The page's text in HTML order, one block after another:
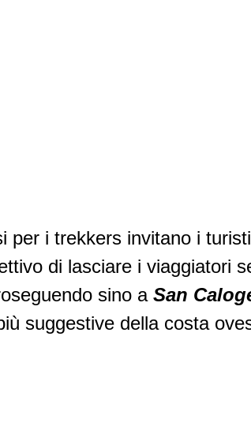
per i trekkers invitano i
di lasciare i viaggiatori
sino a San
suggestive della costa